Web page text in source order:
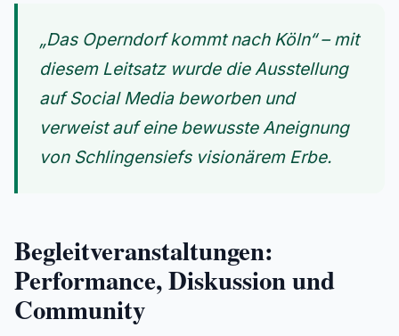
„Das Operndorf kommt nach Köln“ – mit
diesem Leitsatz wurde die Ausstellung
auf Social Media beworben und
verweist auf eine bewusste Aneignung
von Schlingensiefs visionärem Erbe.
Begleitveranstaltungen:
Performance, Diskussion und
Community